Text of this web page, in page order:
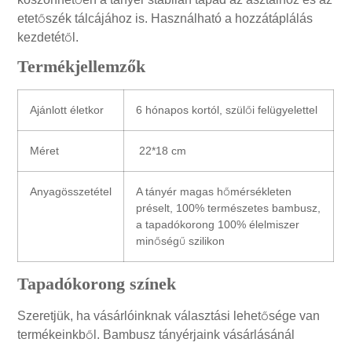
etetőszék tálcájához is. Használható a hozzátáplálás
kezdetétől.
Termékjellemzők
Ajánlott életkor 6 hónapos kortól, szülői felügyelettel
Méret 22*18 cm
Anyagösszetétel
A tányér magas hőmérsékleten
préselt, 100% természetes bambusz,
a tapadókorong 100% élelmiszer
minőségű szilikon
Tapadókorong színek
Szeretjük, ha vásárlóinknak választási lehetősége van
termékeinkből. Bambusz tányérjaink vásárlásánál